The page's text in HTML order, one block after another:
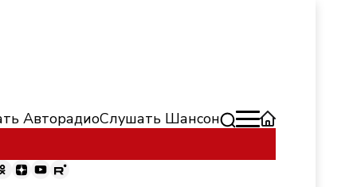
АвторадиоСлушать Шансон